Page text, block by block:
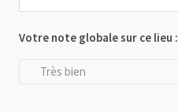
Votre note globale sur ce lieu :
Très bien